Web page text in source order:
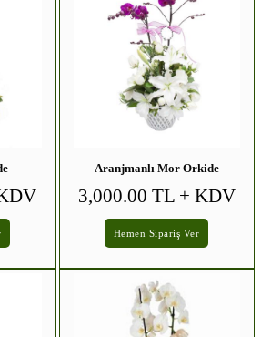
Aranjmanlı Mor Orkide
3,000.00 TL + KDV
Hemen Sipariş Ver